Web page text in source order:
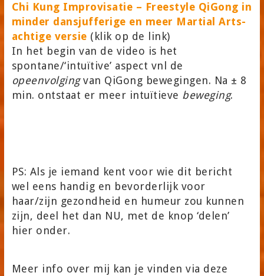
Chi Kung Improvisatie – Freestyle QiGong in
minder dansjufferige en meer Martial Arts-
achtige versie (klik op de link)
In het begin van de video is het
spontane/‘intuïtive’ aspect vnl de
opeenvolgingvan QiGong bewegingen. Na ± 8
min. ontstaat er meer intuïtieve beweging.
PS: Als je iemand kent voor wie dit bericht
wel eens handig en bevorderlijk voor
haar/zijn gezondheid en humeur zou kunnen
zijn, deel het dan NU, met de knop ‘delen’
hier onder.
Meer info over mij kan je vinden via deze